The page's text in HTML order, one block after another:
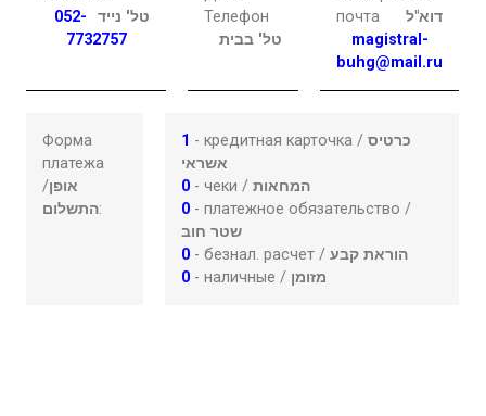
טל' נייד
052-
7732757
Телефон
טל' בבית
почта
דוא"ל
magistral-
buhg@mail.ru
Форма
платежа
/אופן
התשלום:
1 - кредитная карточка /כרטיס
אשראי
0 - чеки /המחאות
0 - платежное обязательство /
שטר חוב
0 - безнал. расчет /הוראת קבע
0 - наличные / מזומן